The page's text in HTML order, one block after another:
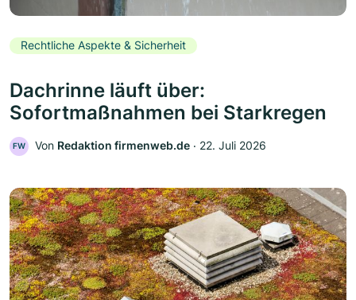
Rechtliche Aspekte & Sicherheit
Dachrinne läuft über:
Sofortmaßnahmen bei Starkregen
FW Von Redaktion firmenweb.de ‧ 22. Juli 2026